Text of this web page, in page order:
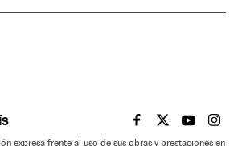
EL PAÍS BRASIL EN
EL PAÍSEL PAÍS
EL
expresa frente al uso de sus obras y prestaciones en